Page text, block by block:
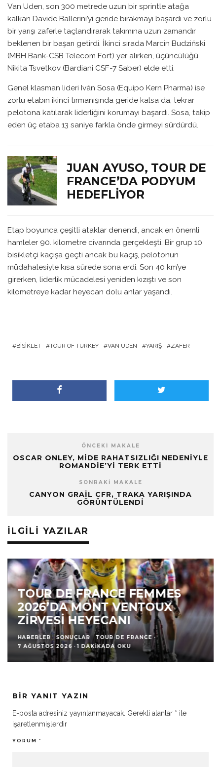
Van Uden, son 300 metrede uzun bir sprintle atağa
kalkan Davide Ballerini’yi geride bırakmayı başardı ve zorlu
bir yarışı zaferle taçlandırarak takımına uzun zamandır
beklenen bir başarı getirdi. İkinci sırada Marcin Budziński
(MBH Bank-CSB Telecom Fort) yer alırken, üçüncülüğü
Nikita Tsvetkov (Bardiani CSF-7 Saber) elde etti.
Genel klasman lideri Iván Sosa (Equipo Kern Pharma) ise
zorlu etabın ikinci tırmanışında geride kalsa da, tekrar
pelotona katılarak liderliğini korumayı başardı. Sosa, takip
eden üç etaba 13 saniye farkla önde girmeyi sürdürdü.
JUAN AYUSO, TOUR DE
FRANCE’DA PODYUM
HEDEFLIYOR
Etap boyunca çeşitli ataklar denendi, ancak en önemli
hamleler 90. kilometre civarında gerçekleşti. Bir grup 10
bisikletçi kaçışa geçti ancak bu kaçış, pelotonun
müdahalesiyle kısa sürede sona erdi. Son 40 km’ye
girerken, liderlik mücadelesi yeniden kızıştı ve son
kilometreye kadar heyecan dolu anlar yaşandı.
BISIKLET TOUR OF TURKEY VAN UDEN YARIŞ ZAFER
ÖNCEKI MAKALE
OSCAR ONLEY, MIDE RAHATSIZLIĞI NEDENIYLE
ROMANDIE’YI TERK ETTI
SONRAKI MAKALE
CANYON GRAIL CFR, TRAKA YARIŞINDA
GÖRÜNTÜLENDI
İLGILI YAZILAR
TOUR DE FRANCE FEMMES
2026’DA MONT VENTOUX
ZIRVESI HEYECANI
HABERLER SONUÇLAR TOUR DE FRANCE ·
7 AĞUSTOS 2026 · 1 DAKIKADA OKU
BIR YANIT YAZIN
E-posta adresiniz yayınlanmayacak. Gerekli alanlar * ile
işaretlenmişlerdir
YORUM *